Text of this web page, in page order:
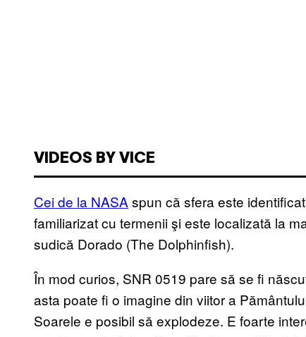
VIDEOS BY VICE
Cei de la NASA spun că sfera este
familiarizat cu termenii şi este localizată la
sudică Dorado (The Dolphinfish).
În mod curios, SNR 0519 pare să se fi
asta poate fi o imagine din viitor a
Soarele e posibil să explodeze. E foarte